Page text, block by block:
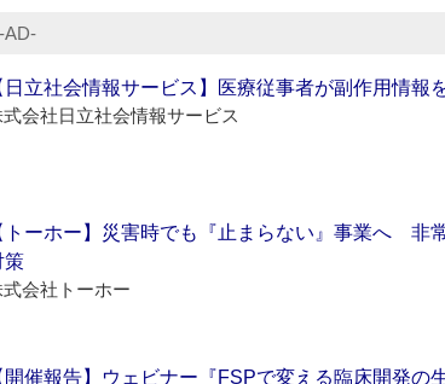
‐AD‐
日立社会情報サービス】医療従事者が副作用情報
式会社日立社会情報サービス
トーホー】災害時でも『止まらない』事業へ 非
策
式会社トーホー
開催報告】ウェビナー『FSPで変える臨床開発の